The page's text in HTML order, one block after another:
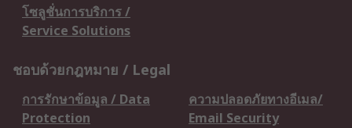
โซลูชั่นการบริการ /
Service Solutions
ชอบด้วยกฎหมาย / Legal
การรักษาข้อมูล / Data
Protection
ความปลอดภัยทางอีเมล/
Email Security